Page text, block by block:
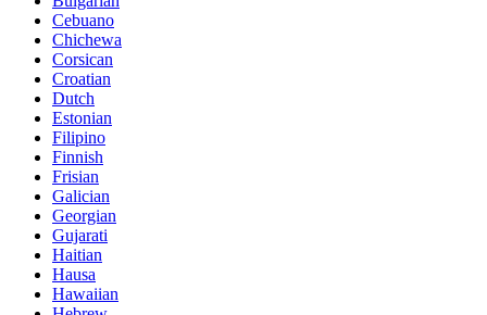
Cebuano
Chichewa
Corsican
Croatian
Dutch
Estonian
Filipino
Finnish
Frisian
Galician
Georgian
Gujarati
Haitian
Hausa
Hawaiian